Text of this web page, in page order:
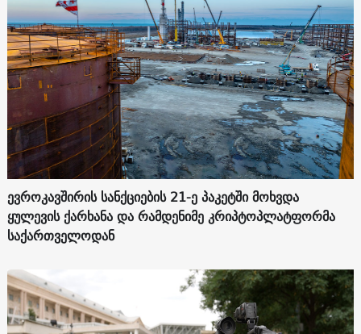
ევროკავშირის სანქციების 21-ე პაკეტში მოხვდა
ყულევის ქარხანა და რამდენიმე კრიპტოპლატფორმა
საქართველოდან